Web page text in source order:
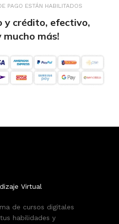
PAGO ESTÁN HABILITADOS
y crédito, efectivo,
mucho más!
Virtual
de cursos digitales
habilidades y